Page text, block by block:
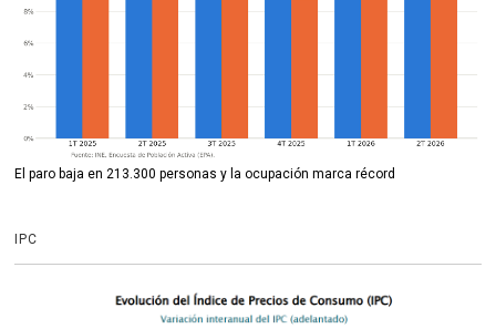
El paro baja en 213.300 personas y la ocupación marca récord
IPC